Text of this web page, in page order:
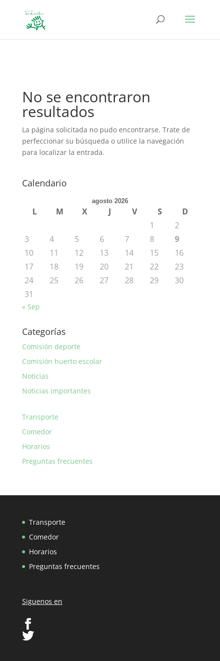
No se encontraron
resultados
La página solicitada no pudo encontrarse. Trate de
perfeccionar su búsqueda o utilice la navegación
para localizar la entrada.
Calendario
agosto 2026
L M X J V S
D
1
2
3
4 5 6 7 8
9
10
11 12 13 14 15
16
17
18 19 20 21 22
23
24
25 26 27 28 29
30
31
« Sep
Categorías
Comisión deporte
Comisión huerto escolar
Noticias
Noticias importantes
Transporte
Comedor
Horarios
Preguntas frecuentes
Transporte
Comedor
Horarios
Preguntas frecuentes
Siguenos en